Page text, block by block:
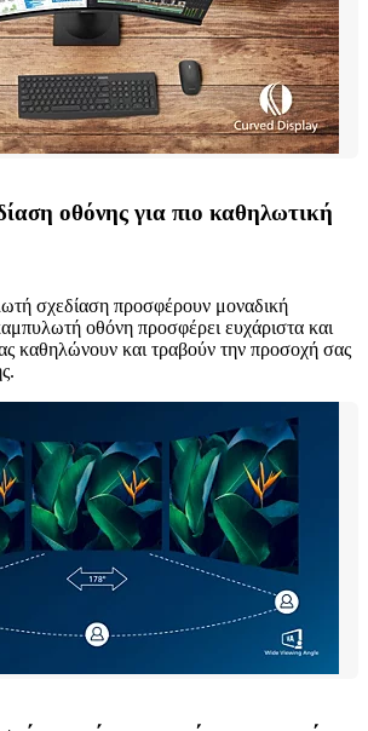
οθόνης για πιο καθηλωτική
σχεδίαση προσφέρουν μοναδική
οθόνη προσφέρει ευχάριστα και
καθηλώνουν και τραβούν την προσοχή σας